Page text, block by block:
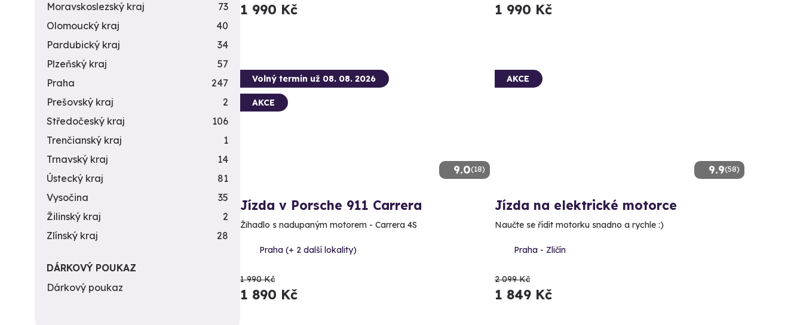
1 990 Kč 1 990 Kč
9.0(18)
Volný termín už 08. 08. 2026
AKCE
Jízda v Porsche 911 Carrera
Žihadlo s nadupaným motorem - Carrera 4S
Praha (+ 2 další lokality)
1 990 Kč
1 890 Kč
9.9(58)
AKCE
Jízda na elektrické motorce
Naučte se řídit motorku snadno a rychle :)
Praha - Zličín
2 099 Kč
1 849 Kč
Moravskoslezský kraj
73
Olomoucký kraj
40
Pardubický kraj
34
Plzeňský kraj
57
Praha
247
Prešovský kraj
2
Středočeský kraj
106
Trenčianský kraj
1
Trnavský kraj
14
Ústecký kraj
81
Vysočina
35
Žilinský kraj
2
Zlínský kraj
28
DÁRKOVÝ POUKAZ
Dárkový poukaz